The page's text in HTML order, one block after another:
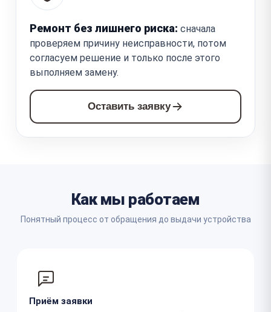
Ремонт без лишнего риска: сначала
проверяем причину неисправности, потом
согласуем решение и только после этого
выполняем замену.
Оставить заявку
Как мы работаем
Понятный процесс от обращения до выдачи устройства
Приём заявки